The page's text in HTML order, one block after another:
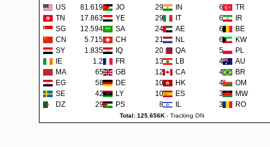
US 81.619K JO 292 IN 65 TR
TN
17.863K YE 290 IT 62 IR
SG
12.594K SA 241 AE 62 BE
CN
5.715K CH 219 NL 60 KW
SY
1.835K IQ 200 QA 57 PL
IE
1.2K FR 138 LB 48 AU
MA
659 GB 129 CA 45 BR
EG
581 DE 108 HK 42 OM
SE
422 LY 105 ES 38 MW
DZ
295 PS 80 IL 36 RO
Total: 125.656K- Tracking ON